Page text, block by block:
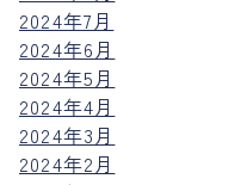
2024年7月
2024年6月
2024年5月
2024年4月
2024年3月
2024年2月